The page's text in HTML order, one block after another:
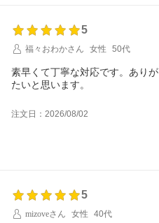
5
福々おわかさん
女性 50代
素早くて丁寧な対応です。あり
たいと思います。
注文日：2026/08/02
5
mizoveさん
女性 40代